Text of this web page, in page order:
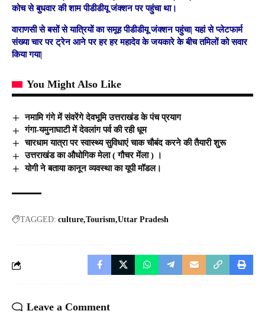
कोच से बुधवार की शाम पीडीडीयू जंक्शन पर पहुंचा था।
वाराणसी से बसों से यात्रियों का समूह पीडीडीयू जंक्शन पहुंचा| यहां से प्लेटफार्म
संख्या चार पर ट्रेन आने पर हर हर महादेव के जयकारे के बीच तमिलों को सवार
किया गया|
You Might Also Like
नमामि गंगे में संवरेंगे देवभूमि उत्तराखंड के पंच प्रयाग
गंगा-यमुनाघाटी में देवलांग पर्व की रही धूम
चारधाम यात्रा पर स्वास्थ्य सुविधाएं चाक चौबंद करने की तैयारी शुरू
उत्तराखंड का औधोगिक मेला ( गौचर मेंला ) ।
योगी ने बताया कानून व्यवस्था का यूपी मॉडल।
TAGGED: culture Tourism Uttar Pradesh
Leave a Comment